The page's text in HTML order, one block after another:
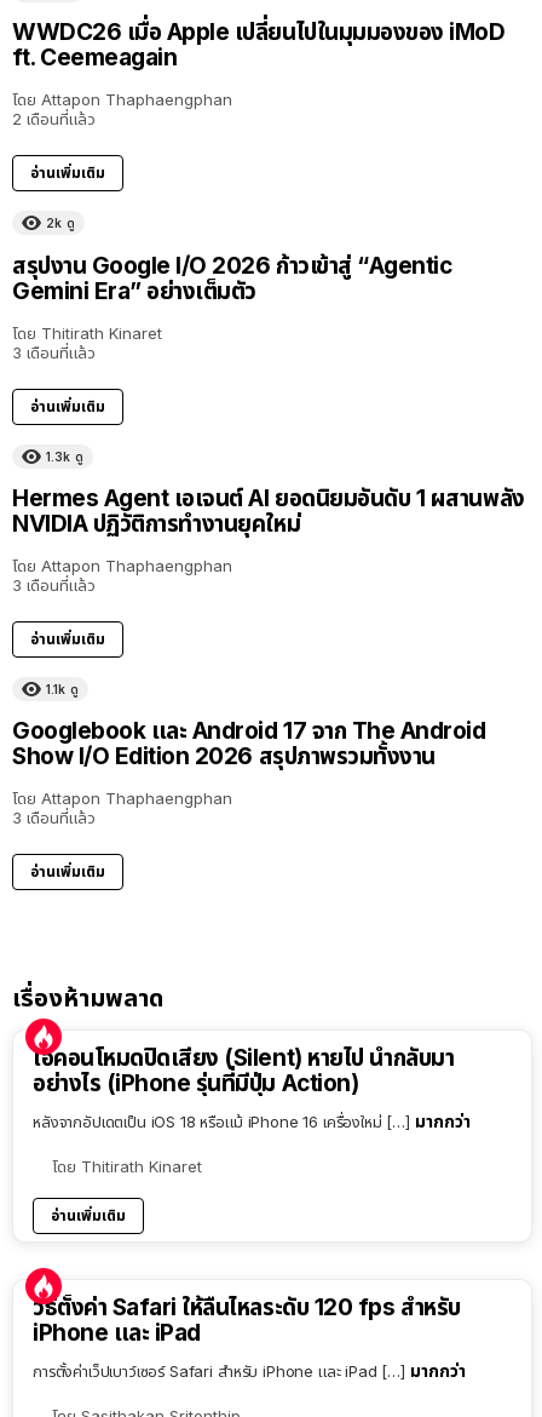
WWDC26 เมื่อ Apple เปลี่ยนไปในมุมมองของ iMoD
ft. Ceemeagain
โดย Attapon Thaphaengphan
2 เดือนที่แล้ว
อ่านเพิ่มเติม
2k ดู
สรุปงาน Google I/O 2026 ก้าวเข้าสู่ “Agentic
Gemini Era” อย่างเต็มตัว
โดย Thitirath Kinaret
3 เดือนที่แล้ว
อ่านเพิ่มเติม
1.3k ดู
Hermes Agent เอเจนต์ AI ยอดนิยมอันดับ 1 ผสานพลัง
NVIDIA ปฏิวัติการทำงานยุคใหม่
โดย Attapon Thaphaengphan
3 เดือนที่แล้ว
อ่านเพิ่มเติม
1.1k ดู
Googlebook และ Android 17 จาก The Android
Show I/O Edition 2026 สรุปภาพรวมทั้งงาน
โดย Attapon Thaphaengphan
3 เดือนที่แล้ว
อ่านเพิ่มเติม
เรื่องห้ามพลาด
ไอคอนโหมดปิดเสียง (Silent) หายไป นำกลับมา
อย่างไร (iPhone รุ่นที่มีปุ่ม Action)
หลังจากอัปเดตเป็น iOS 18 หรือแม้ iPhone 16 เครื่องใหม่ […] มากกว่า
โดย Thitirath Kinaret
อ่านเพิ่มเติม
วิธีตั้งค่า Safari ให้ลื่นไหลระดับ 120 fps สำหรับ
iPhone และ iPad
การตั้งค่าเว็ปเบาว์เซอร์ Safari สำหรับ iPhone และ iPad […] มากกว่า